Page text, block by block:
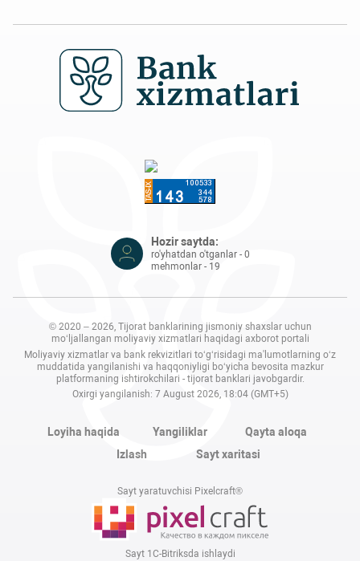
Hozir saytda:
ro'yhatdan o'tganlar - 0
mehmonlar - 19
© 2020 – 2026, Tijorat banklarining jismoniy shaxslar uchun
mo‘ljallangan moliyaviy xizmatlari haqidagi axborot portali
Moliyaviy xizmatlar va bank rekvizitlari to‘g‘risidagi ma'lumotlarning o‘z
muddatida yangilanishi va haqqoniyligi bo‘yicha bevosita mazkur
platformaning ishtirokchilari - tijorat banklari javobgardir.
Oxirgi yangilanish: 7 August 2026, 18:04 (GMT+5)
Loyiha haqida Yangiliklar
Qayta aloqa
Izlash
Sayt xaritasi
Sayt yaratuvchisi Pixelcraft®
Sayt 1C-Bitriksda ishlaydi